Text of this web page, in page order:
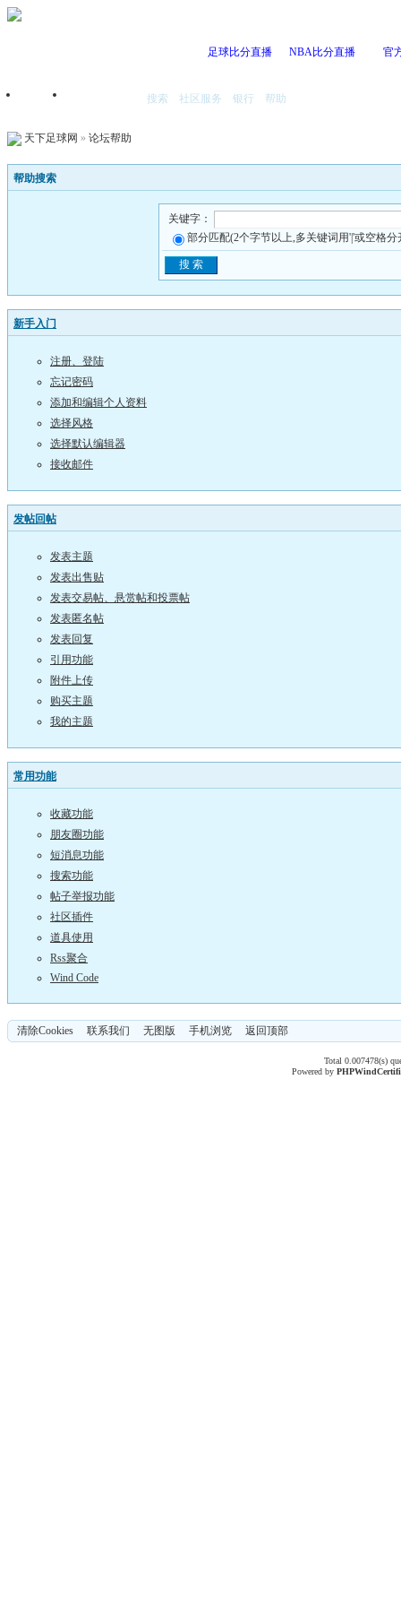
足球比分直播 NBA比分直播 官
首页 搜索 社区服务 银行 帮助
天下足球网 » 论坛帮助
帮助搜索
关键字：
部分匹配(2个字节以上,多关键词用'|'或空格
新手入门
注册、登陆
忘记密码
添加和编辑个人资料
选择风格
选择默认编辑器
接收邮件
发帖回帖
发表主题
发表出售贴
发表交易帖、悬赏帖和投票帖
发表匿名帖
发表回复
引用功能
附件上传
购买主题
我的主题
常用功能
收藏功能
朋友圈功能
短消息功能
搜索功能
帖子举报功能
社区插件
道具使用
Rss聚合
Wind Code
清除Cookies 联系我们 无图版 手机浏览 返回顶部
Total 0.007478(s)
Powered byPHPWind